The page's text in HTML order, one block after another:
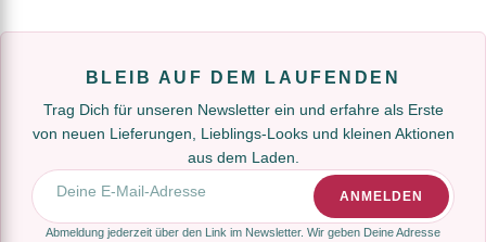
BLEIB AUF DEM LAUFENDEN
Trag Dich für unseren Newsletter ein und erfahre als Erste
von neuen Lieferungen, Lieblings-Looks und kleinen Aktionen
aus dem Laden.
E-Mail-Adresse
ANMELDEN
Abmeldung jederzeit über den Link im Newsletter. Wir geben Deine Adresse